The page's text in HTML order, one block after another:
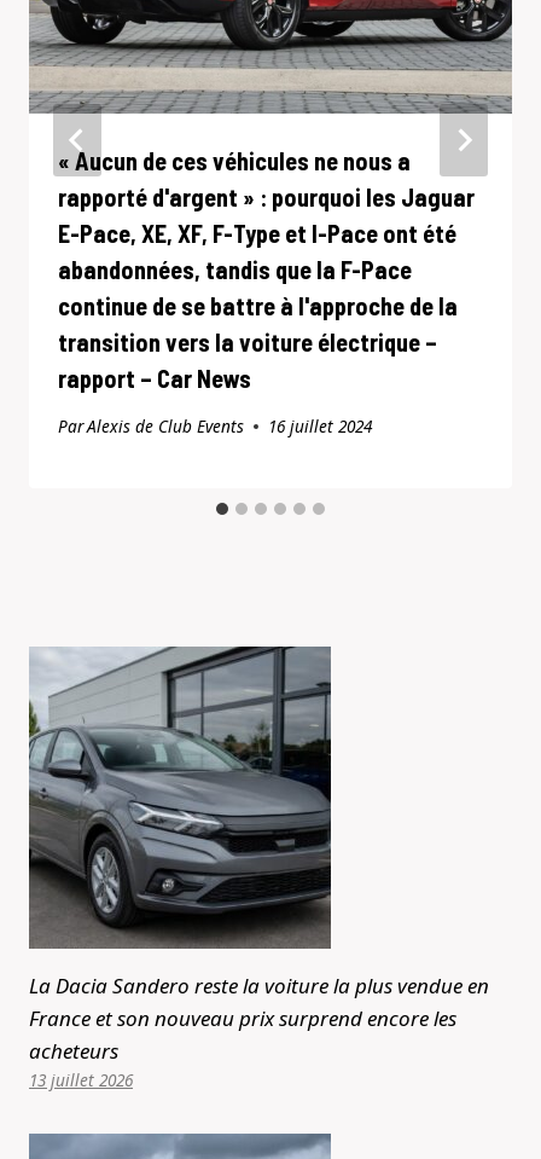
« Aucun de ces véhicules ne nous a
rapporté d'argent » : pourquoi les Jaguar
E-Pace, XE, XF, F-Type et I-Pace ont été
abandonnées, tandis que la F-Pace
continue de se battre à l'approche de la
transition vers la voiture électrique –
rapport – Car News
ParAlexis de Club Events 16 juillet 2024
La Dacia Sandero reste la voiture la plus vendue en
France et son nouveau prix surprend encore les
acheteurs
13 juillet 2026